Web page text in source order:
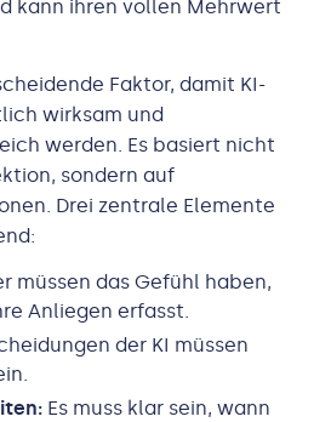
kann ihren vollen Mehrwert
Faktor, damit KI-
wirksam und
werden. Es basiert nicht
sondern auf
Drei zentrale Elemente
müssen das Gefühl haben,
Anliegen erfasst.
der KI müssen
Es muss klar sein, wann